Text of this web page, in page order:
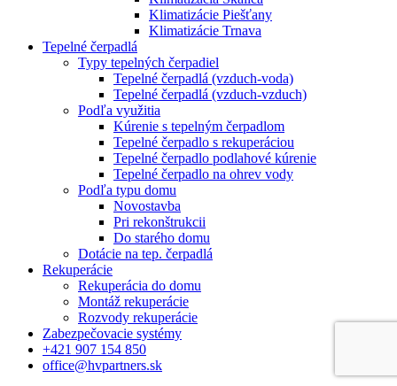
Klimatizácie Piešťany
Klimatizácie Trnava
Tepelné čerpadlá
Typy tepelných čerpadiel
Tepelné čerpadlá (vzduch-voda)
Tepelné čerpadlá (vzduch-vzduch)
Podľa využitia
Kúrenie s tepelným čerpadlom
Tepelné čerpadlo s rekuperáciou
Tepelné čerpadlo podlahové kúrenie
Tepelné čerpadlo na ohrev vody
Podľa typu domu
Novostavba
Pri rekonštrukcii
Do starého domu
Dotácie na tep. čerpadlá
Rekuperácie
Rekuperácia do domu
Montáž rekuperácie
Rozvody rekuperácie
Zabezpečovacie systémy
+421 907 154 850
office@hvpartners.sk